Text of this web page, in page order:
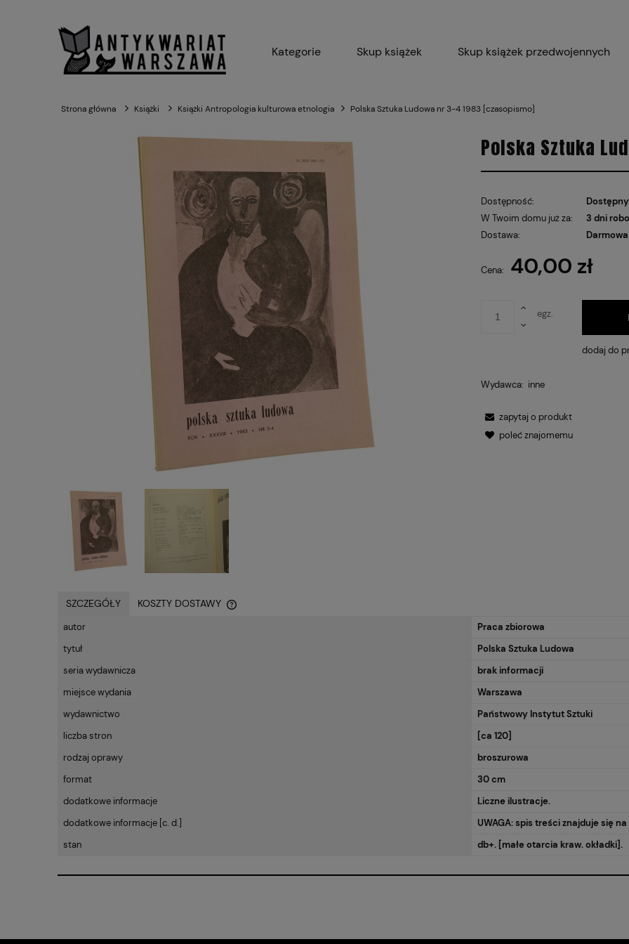
Kategorie Skup książek Skup książek przedwojennych
Strona główna Książki Książki Antropologia kulturowa etnologia Polska Sztuka Ludowa nr 3-4 1983 [czasopismo]
Polska Sztuka
Dostępność:
W Twoim domu już za:
3 dni
Dostawa:
Cena nie
Cena: 40,00 zł
egz.
dodaj do
Wydawca: inne
zapytaj o produkt
poleć znajomemu
SZCZEGÓŁY KOSZTY DOSTAWY
autor
Praca zbiorowa
tytuł
Polska Sztuka Ludowa
seria wydawnicza
brak informacji
miejsce wydania
Warszawa
wydawnictwo
Państwowy Instytut Sztuki
liczba stron
[ca 120]
rodzaj oprawy
broszurowa
format
30 cm
dodatkowe informacje
Liczne ilustracje.
dodatkowe informacje [c. d.]
UWAGA: spis treści znajduje się
stan
db+. [małe otarcia kraw. okładki].